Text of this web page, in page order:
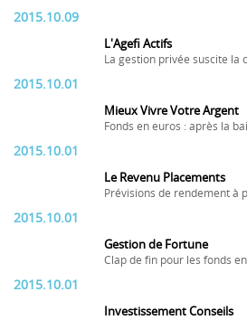
2015.10.09
L'Agefi Actifs
La gestion privée suscite la
2015.10.01
Mieux Vivre Votre Argent
Fonds en euros : après la
2015.10.01
Le Revenu Placements
Prévisions de rendement à
2015.10.01
Gestion de Fortune
Clap de fin pour les fonds
2015.10.01
Investissement Conseils